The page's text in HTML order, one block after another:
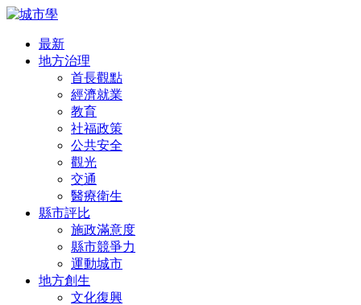
最新
地方治理
首長觀點
經濟就業
教育
社福政策
公共安全
觀光
交通
醫療衛生
縣市評比
施政滿意度
縣市競爭力
運動城市
地方創生
文化復興